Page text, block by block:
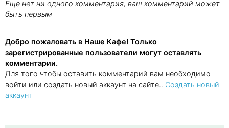
Еще нет ни одного комментария, ваш комментарий может
быть первым
Добро пожаловать в Наше Кафе! Только
зарегистрированные пользователи могут оставлять
комментарии.
Для того чтобы оставить комментарий вам необходимо
войти или создать новый аккаунт на сайте.. Создать новый
аккаунт